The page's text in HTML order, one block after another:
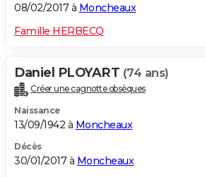
08/02/2017 à Moncheaux
Famille HERBECQ
Daniel PLOYART (74 ans)
Créer une cagnotte obsèques
Naissance
13/09/1942 à Moncheaux
Décès
30/01/2017 à Moncheaux